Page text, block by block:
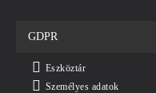
GDPR
Eszköztár
Személyes adatok